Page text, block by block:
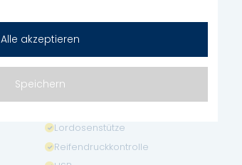
Spurhalteassistent
Armlehne
Lordosenstütze
Reifendruckkontrolle
Alle akzeptieren
Speichern